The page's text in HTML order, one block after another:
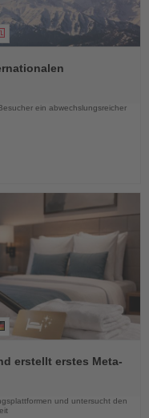
ein abwechslungsreicher
erstellt erstes Meta-
und untersucht den